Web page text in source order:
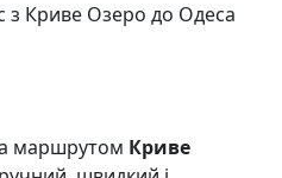
з Криве Озеро до Одеса
маршрутом Криве